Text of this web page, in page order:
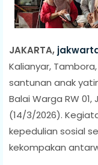
JAKARTA,
Kalianyar,
santunan anak
Balai Warga RW 01,
(14/3/2026).
kepedulian sosial
kekompakan